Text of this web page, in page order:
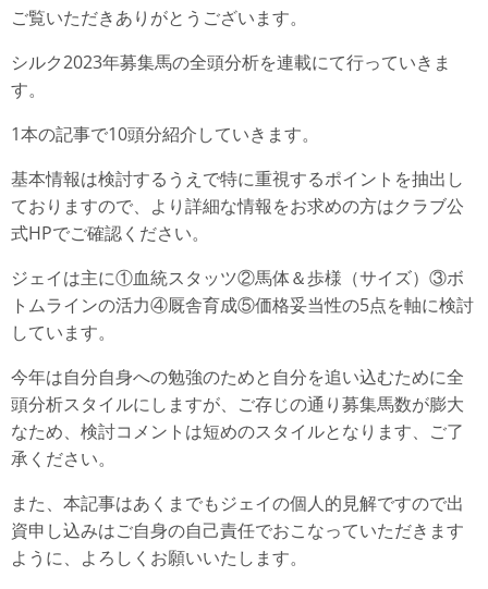
ご覧いただきありがとうございます。
シルク2023年募集馬の全頭分析を連載にて行っていきま
す。
1本の記事で10頭分紹介していきます。
基本情報は検討するうえで特に重視するポイントを抽出し
ておりますので、より詳細な情報をお求めの方はクラブ公
式HPでご確認ください。
ジェイは主に①血統スタッツ②馬体＆歩様（サイズ）③ボ
トムラインの活力④厩舎育成⑤価格妥当性の5点を軸に検討
しています。
今年は自分自身への勉強のためと自分を追い込むために全
頭分析スタイルにしますが、ご存じの通り募集馬数が膨大
なため、検討コメントは短めのスタイルとなります、ご了
承ください。
また、本記事はあくまでもジェイの個人的見解ですので出
資申し込みはご自身の自己責任でおこなっていただきます
ように、よろしくお願いいたします。